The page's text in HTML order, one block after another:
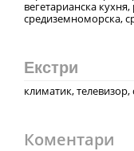
вегетарианска
средиземноморска,
Екстри
климатик,
Коментари